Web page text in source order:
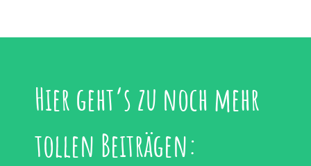
Hier geht’s zu noch mehr
tollen Beiträgen: